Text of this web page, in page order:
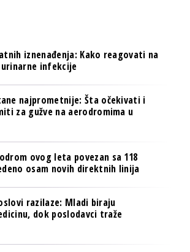
iznenađenja: Kako reagovati na
infekcije
najprometnije: Šta očekivati i
za gužve na aerodromima u
ovog leta povezan sa 118
osam novih direktnih linija
razilaze: Mladi biraju
dok poslodavci traže